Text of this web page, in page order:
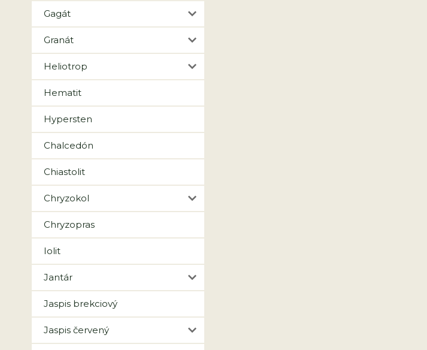
Gagát
Granát
Heliotrop
Hematit
Hypersten
Chalcedón
Chiastolit
Chryzokol
Chryzopras
Iolit
Jantár
Jaspis brekciový
Jaspis červený